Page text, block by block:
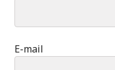
E-mail